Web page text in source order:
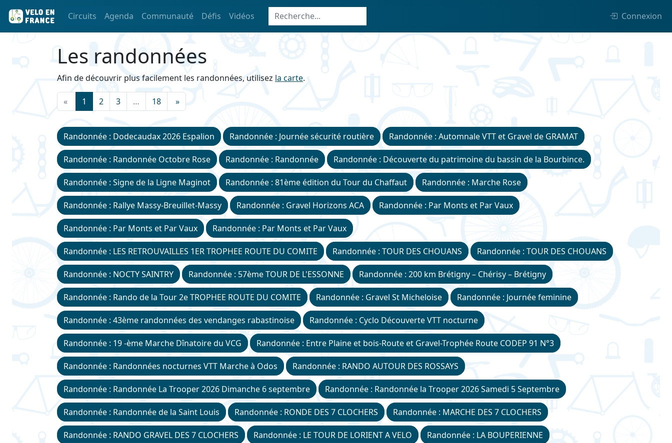
Circuits Agenda Communauté Défis Vidéos Connexion
Les randonnées
Afin de découvrir plus facilement les randonnées, utilisez la carte.
« 1 2 3 … 18 »
Randonnée : Dodecaudax 2026 Espalion Randonnée : Journée sécurité routière Randonnée : Automnale VTT et Gravel de GRAMAT
Randonnée : Randonnée Octobre Rose Randonnée : Randonnée Randonnée : Découverte du patrimoine du bassin de la Bourbince.
Randonnée : Signe de la Ligne Maginot Randonnée : 81ème édition du Tour du Chaffaut Randonnée : Marche Rose
Randonnée : Rallye Massy-Breuillet-Massy Randonnée : Gravel Horizons ACA Randonnée : Par Monts et Par Vaux
Randonnée : Par Monts et Par Vaux Randonnée : Par Monts et Par Vaux
Randonnée : LES RETROUVAILLES 1ER TROPHEE ROUTE DU COMITE Randonnée : TOUR DES CHOUANS Randonnée : TOUR DES CHOUANS
Randonnée : NOCTY SAINTRY Randonnée : 57ème TOUR DE L'ESSONNE Randonnée : 200 km Brétigny – Chérisy – Brétigny
Randonnée : Rando de la Tour 2e TROPHEE ROUTE DU COMITE Randonnée : Gravel St Micheloise Randonnée : Journée feminine
Randonnée : 43ème randonnées des vendanges rabastinoise Randonnée : Cyclo Découverte VTT nocturne
Randonnée : 19 -ème Marche Dînatoire du VCG Randonnée : Entre Plaine et bois-Route et Gravel-Trophée Route CODEP 91 N°3
Randonnée : Randonnées nocturnes VTT Marche à Odos Randonnée : RANDO AUTOUR DES ROSSAYS
Randonnée : Randonnée La Trooper 2026 Dimanche 6 septembre Randonnée : Randonnée la Trooper 2026 Samedi 5 Septembre
Randonnée : Randonnée de la Saint Louis Randonnée : RONDE DES 7 CLOCHERS Randonnée : MARCHE DES 7 CLOCHERS
Randonnée : RANDO GRAVEL DES 7 CLOCHERS Randonnée : LE TOUR DE LORIENT A VELO Randonnée : LA BOUPERIENNE